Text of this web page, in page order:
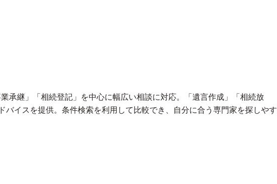
承継」「相続登記」を中心に幅広い相談に対応。「遺言作成」「相続放
イスを提供。条件検索を利用して比較でき、自分に合う専門家を探しやす